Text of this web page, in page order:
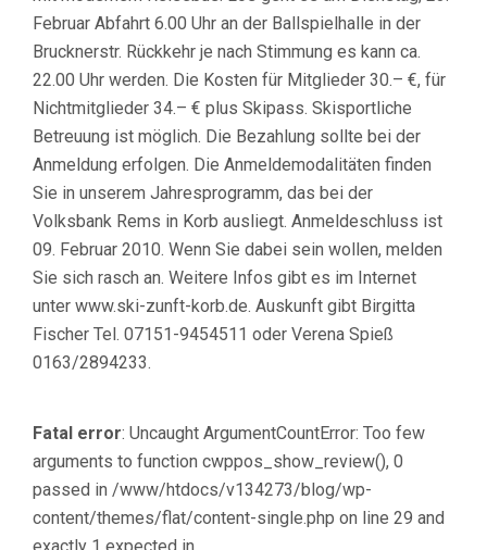
Februar Abfahrt 6.00 Uhr an der Ballspielhalle in der
Brucknerstr. Rückkehr je nach Stimmung es kann ca.
22.00 Uhr werden. Die Kosten für Mitglieder 30.– €, für
Nichtmitglieder 34.– € plus Skipass. Skisportliche
Betreuung ist möglich. Die Bezahlung sollte bei der
Anmeldung erfolgen. Die Anmeldemodalitäten finden
Sie in unserem Jahresprogramm, das bei der
Volksbank Rems in Korb ausliegt. Anmeldeschluss ist
09. Februar 2010. Wenn Sie dabei sein wollen, melden
Sie sich rasch an. Weitere Infos gibt es im Internet
unter www.ski-zunft-korb.de. Auskunft gibt Birgitta
Fischer Tel. 07151-9454511 oder Verena Spieß
0163/2894233.
Fatal error: Uncaught ArgumentCountError: Too few
arguments to function cwppos_show_review(), 0
passed in /www/htdocs/v134273/blog/wp-
content/themes/flat/content-single.php on line 29 and